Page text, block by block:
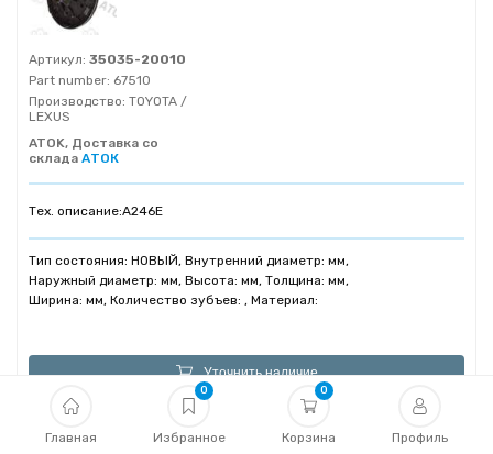
Главная
0
Избранное
0
Корзина Профиль
Артикул: 35035-20010
Part number: 67510
Производство: TOYOTA /
LEXUS
ATOK, Доставка со
склада АТОК
Тех. описание:A246E
Тип состояния: НОВЫЙ, Внутренний диаметр: мм,
Наружный диаметр: мм, Высота: мм, Толщина: мм,
Ширина: мм, Количество зубъев: , Материал:
Уточнить наличие
Показать еще